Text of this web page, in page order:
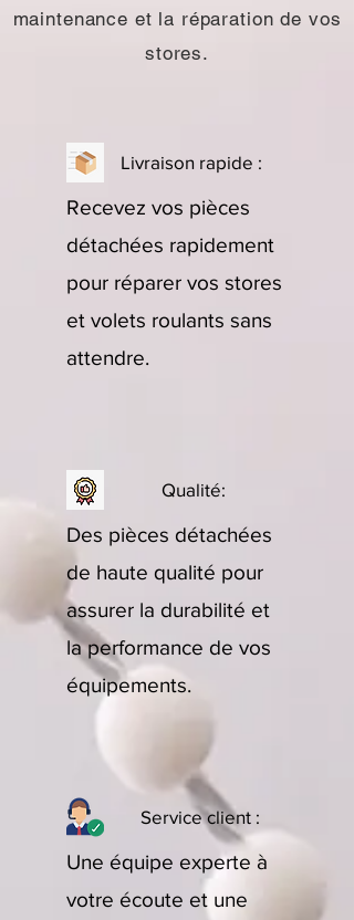
maintenance et la réparation de vos
stores.
Livraison rapide :
Recevez vos pièces
détachées rapidement
pour réparer vos stores
et volets roulants sans
attendre.
Qualité:
Des pièces détachées
de haute qualité pour
assurer la durabilité et
la performance de vos
équipements.
Service client :
Une équipe experte à
votre écoute et une